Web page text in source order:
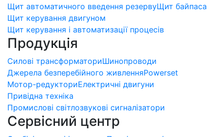
Щит автоматичного введення резервуЩит байпаса
Щит керування двигуном
Щит керування і автоматизації процесів
Продукція
Силові трансформаториШинопроводи
Джерела безперебійного живленняPowerset
Мотор-редукториЕлектричні двигуни
Привідна техніка
Промислові світлозвукові сигналізатори
Сервісний центр